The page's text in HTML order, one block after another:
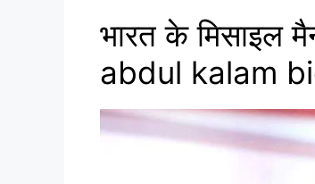
भारत के मिसाइल
abdul kalam